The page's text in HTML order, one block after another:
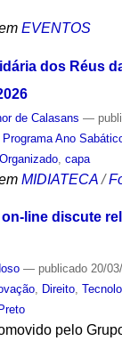
EVENTOS
dos Réus
de Calasans —
Programa Ano
, capa
MIDIATECA /
line discute
— publicado20/
, Direito,
pelo